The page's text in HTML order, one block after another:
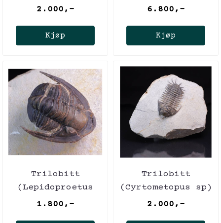
2.000,-
Kjøp
keyserlingi)
6.800,-
Kjøp
Trilobitt
(Lepidoproetus
marachianus)
1.800,-
Trilobitt
(Cyrtometopus sp)
2.000,-